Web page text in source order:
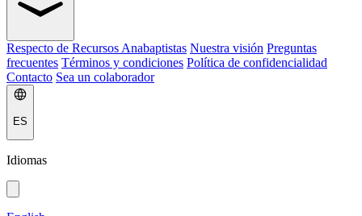
Respecto de Recursos Anabaptistas Nuestra visión Preguntas
frecuentes Términos y condiciones Política de confidencialidad
Contacto Sea un colaborador
ES
Idiomas